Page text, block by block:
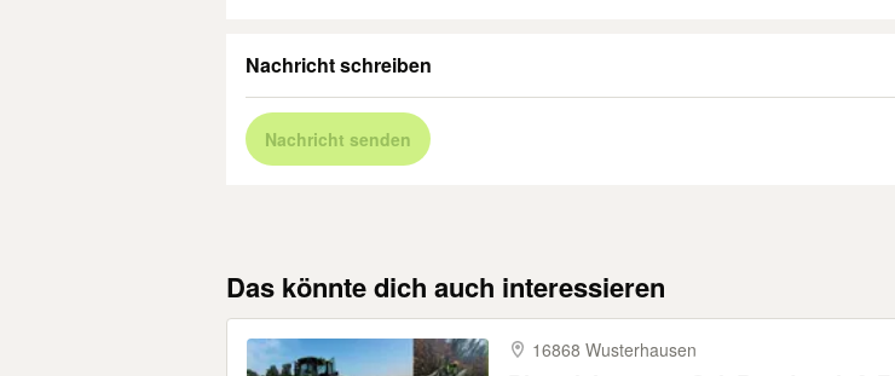
Nachricht schreiben
Nachricht senden
Das könnte dich auch interessieren
16868 Wusterhausen